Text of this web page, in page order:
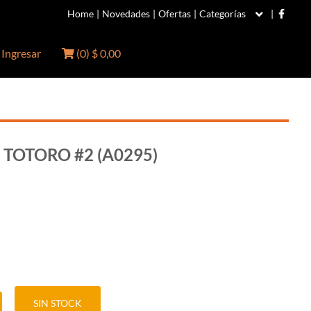
Home | Novedades | Ofertas | Categorías |
Ingresar (0) $ 0,00
#2 (A0295)
SIN STOCK